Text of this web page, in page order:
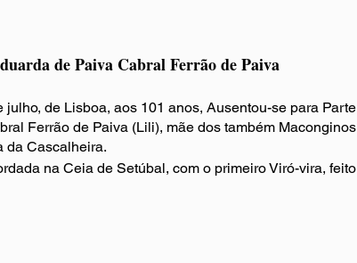
de Paiva Cabral Ferrão de Paiva
julho, de Lisboa, aos 101 anos, Ausentou-se para
Ferrão de Paiva (Lili), mãe dos também
da Cascalheira.
na Ceia de Setúbal, com o primeiro Viró-vira,